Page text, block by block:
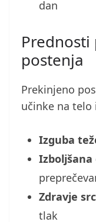
dan
postenja
Prekinjeno
učinke na telo
Izguba
Zdravje
tlak